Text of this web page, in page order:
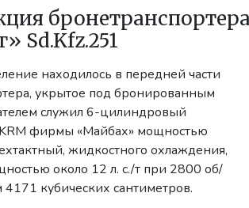
Sd.Kfz.251
находилось в передней части
укрытое под бронированным
служил 6-цилиндровый
фирмы «Майбах» мощностью
жидкостного охлаждения,
около 12 л. с./т при 2800 об/
кубических сантиметров.